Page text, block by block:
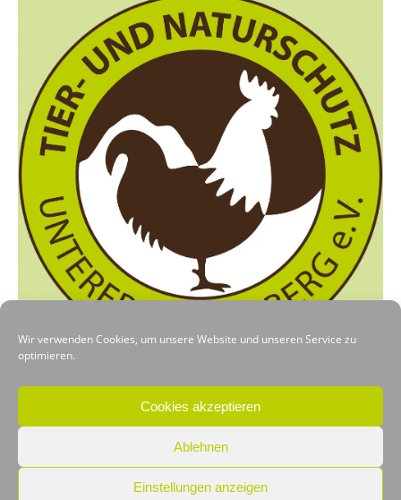
Wir verwenden Cookies, um unsere Website und unseren Service zu
optimieren.
Cookies akzeptieren
Ablehnen
Einstellungen anzeigen